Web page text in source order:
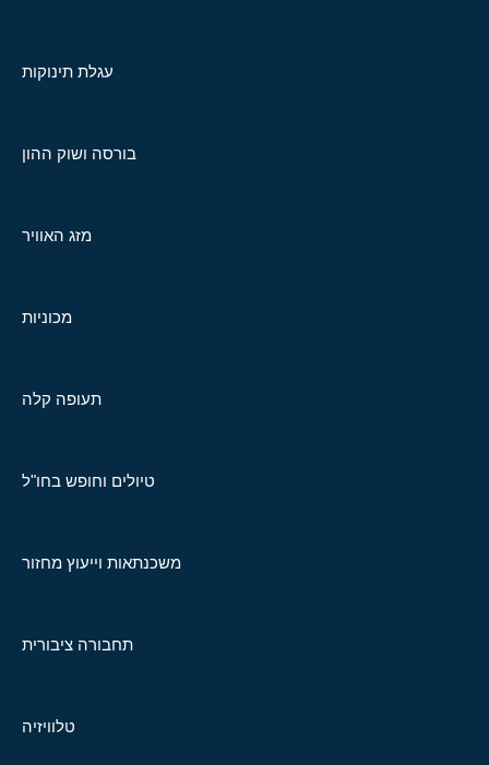
עגלת תינוקות
בורסה ושוק ההון
מזג האוויר
מכוניות
תעופה קלה
טיולים וחופש בחו"ל
משכנתאות וייעוץ מחזור
תחבורה ציבורית
טלוויזיה